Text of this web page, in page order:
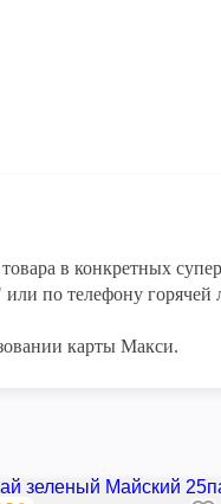
в конкретных
по телефону горячей
карты Макси.